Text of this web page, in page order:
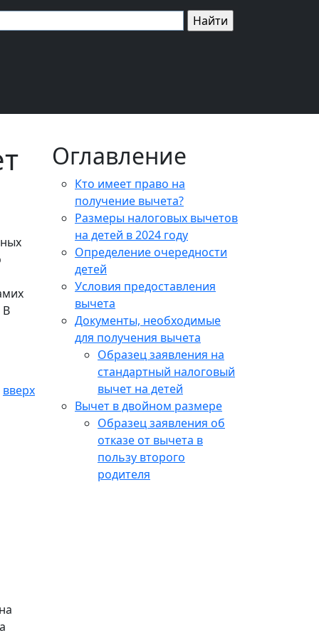
В
вверх
Оглавление
Кто имеет право на
получение вычета?
Размеры налоговых вычетов
на детей в 2024 году
Определение очередности
детей
Условия предоставления
вычета
Документы, необходимые
для получения вычета
Образец заявления на
стандартный налоговый
вычет на детей
Вычет в двойном размере
Образец заявления об
отказе от вычета в
пользу второго
родителя